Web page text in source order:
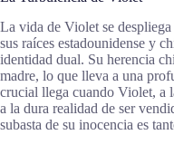
La vida de Violet se
sus raíces estadounidense y
identidad dual. Su herencia
madre, lo que lleva a una
crucial llega cuando Violet, a
a la dura realidad de ser
subasta de su inocencia es